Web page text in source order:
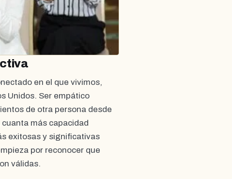
en el que vivimos,
Unidos. Ser empático
de otra persona desde
más capacidad
exitosas y significativas
por reconocer que
válidas.